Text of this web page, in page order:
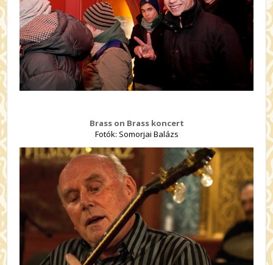
Brass on Brass koncert
Fotók: Somorjai Balázs